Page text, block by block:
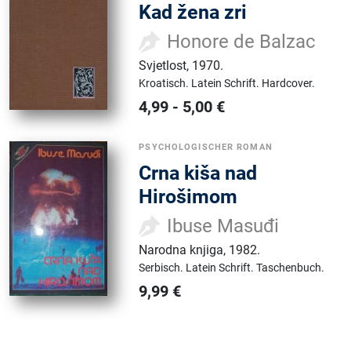
Kad žena zri
Honore de Balzac
Svjetlost, 1970.
Kroatisch. Latein Schrift. Hardcover.
4,99 - 5,00 €
PSYCHOLOGISCHER ROMAN
Crna kiša nad
Hirošimom
Ibuse Masuđi
Narodna knjiga, 1982.
Serbisch. Latein Schrift.Taschenbuch.
9,99 €